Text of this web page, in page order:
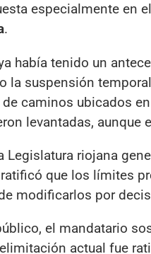
especialmente en
.
había tenido un
la suspensión
caminos ubicados
levantadas, aunque
Legislatura riojana
ratificó que los límites
modificarlos por
el mandatario
actual fue